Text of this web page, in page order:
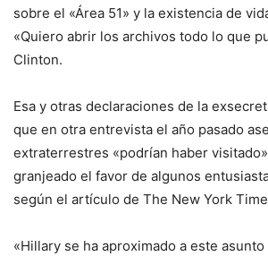
sobre el «Área 51» y la existencia de
«Quiero abrir los archivos todo lo que
Clinton.
Esa y otras declaraciones de la
que en otra entrevista el año pasado
extraterrestres «podrían haber
granjeado el favor de algunos
según el artículo de The New York
«Hillary se ha aproximado a este